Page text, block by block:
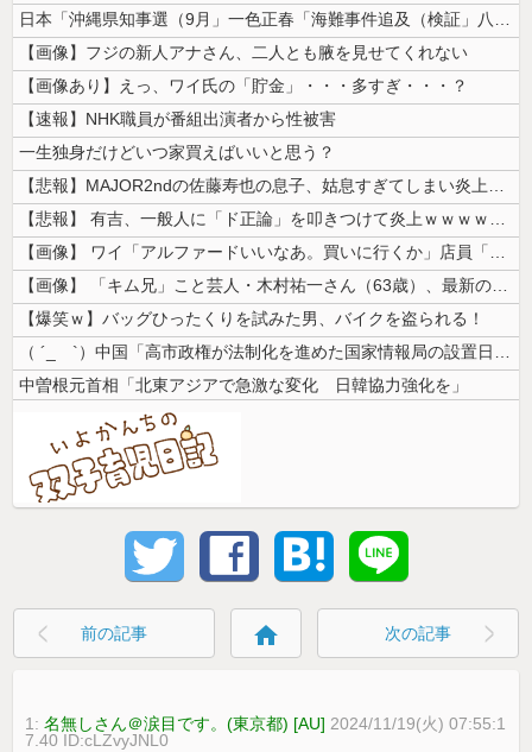
日本「沖縄県知事選（9月」一色正春「海難事件追及（検証」八重山日報「抗...
【画像】フジの新人アナさん、二人とも腋を見せてくれない
【画像あり】えっ、ワイ氏の「貯金」・・・多すぎ・・・？
【速報】NHK職員が番組出演者から性被害
一生独身だけどいつ家買えばいいと思う？
【悲報】MAJOR2ndの佐藤寿也の息子、姑息すぎてしまい炎上wwww...
【悲報】 有吉、一般人に「ド正論」を叩きつけて炎上ｗｗｗｗｗｗｗｗ
【画像】 ワイ「アルファードいいなあ。買いに行くか」店員「ほいっ見積も...
【画像】 「キム兄」こと芸人・木村祐一さん（63歳）、最新の松本人志さ...
【爆笑ｗ】バッグひったくりを試みた男、バイクを盗られる！
（ ´_ゝ`）中国「高市政権が法制化を進めた国家情報局の設置日が7月3...
中曽根元首相「北東アジアで急激な変化 日韓協力強化を」
前の記事 home 次の記事
1:名無しさん＠涙目です。(東京都) [AU] 2024/11/19(火) 07:55:1
7.40 ID:cLZvyJNL0